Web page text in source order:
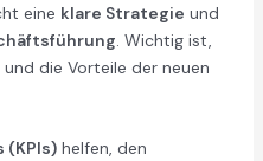
eine klare Strategie und
. Wichtig ist,
die Vorteile der neuen
(KPIs)helfen, den